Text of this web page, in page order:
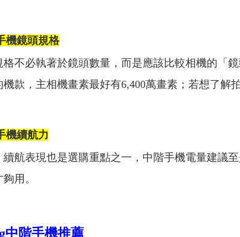
機鏡頭規格
必執著於鏡頭數量，而是應該比較相機的「鏡
款，主相機畫素最好有6,400萬畫素；若想了解
機續航力
表現也是選購重點之一，中階手機電量建議至
用。
中階手機推薦